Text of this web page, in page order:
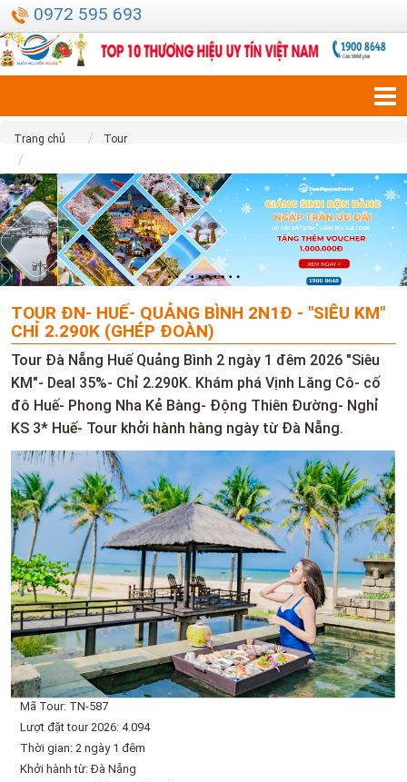
0972 595 693
Trang chủ Tour
Tour ĐN- Huế- Quảng Bình 2N1Đ - "Siêu KM" chỉ 2.290K (Ghép đoàn)
TOUR ĐN- HUẾ- QUẢNG BÌNH 2N1Đ - "SIÊU KM"
CHỈ 2.290K (GHÉP ĐOÀN)
Tour Đà Nẵng Huế Quảng Bình 2 ngày 1 đêm 2026 "Siêu
KM"- Deal 35%- Chỉ 2.290K. Khám phá Vịnh Lăng Cô- cố
đô Huế- Phong Nha Kẻ Bàng- Động Thiên Đường- Nghỉ
KS 3* Huế- Tour khởi hành hàng ngày từ Đà Nẵng.
Mã Tour: TN-587
Lượt đặt tour 2026: 4.094
Thời gian: 2 ngày 1 đêm
Khởi hành từ: Đà Nẵng